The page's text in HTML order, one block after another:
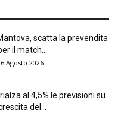
scatta la prevendita
il match...
6 Agosto 2026
al 4,5% le previsioni su
del...